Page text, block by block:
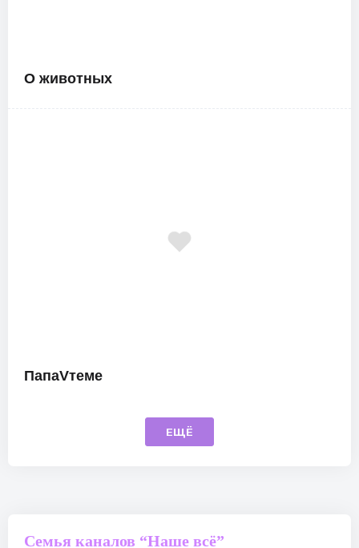
О животных
ПапаVтеме
ЕЩЁ
Семья каналов “Наше всё”